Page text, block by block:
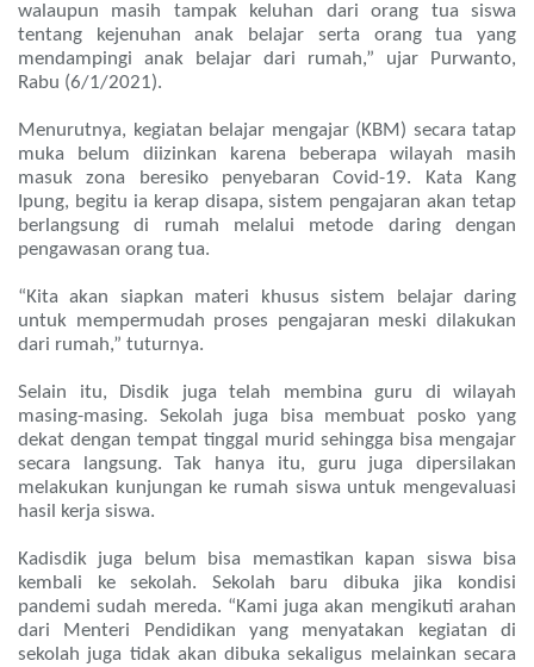
walaupun masih tampak keluhan dari orang tua siswa
tentang kejenuhan anak belajar serta orang tua yang
mendampingi anak belajar dari rumah,” ujar Purwanto,
Rabu (6/1/2021).
Menurutnya, kegiatan belajar mengajar (KBM) secara tatap
muka belum diizinkan karena beberapa wilayah masih
masuk zona beresiko penyebaran Covid-19. Kata Kang
Ipung, begitu ia kerap disapa, sistem pengajaran akan tetap
berlangsung di rumah melalui metode daring dengan
pengawasan orang tua.
“Kita akan siapkan materi khusus sistem belajar daring
untuk mempermudah proses pengajaran meski dilakukan
dari rumah,” tuturnya.
Selain itu, Disdik juga telah membina guru di wilayah
masing-masing. Sekolah juga bisa membuat posko yang
dekat dengan tempat tinggal murid sehingga bisa mengajar
secara langsung. Tak hanya itu, guru juga dipersilakan
melakukan kunjungan ke rumah siswa untuk mengevaluasi
hasil kerja siswa.
Kadisdik juga belum bisa memastikan kapan siswa bisa
kembali ke sekolah. Sekolah baru dibuka jika kondisi
pandemi sudah mereda. “Kami juga akan mengikuti arahan
dari Menteri Pendidikan yang menyatakan kegiatan di
sekolah juga tidak akan dibuka sekaligus melainkan secara